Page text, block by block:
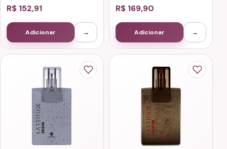
R$ 152,91
Adicionar →
R$ 169,90
Adicionar →